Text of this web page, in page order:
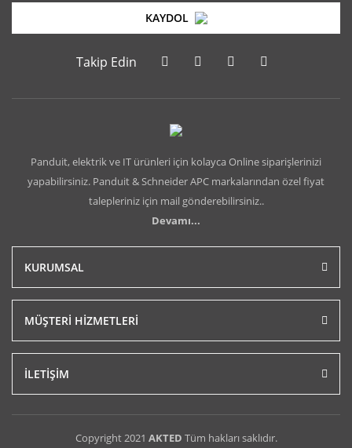
KAYDOL
Takip Edin
Panduit, elektrik ve IT ürünleri için kolayca Online siparişlerinizi
yapabilirsiniz. Panduit & Schneider APC markalarından özel fiyat
talepleriniz için mail gönderebilirsiniz..
Devamı...
KURUMSAL
MÜŞTERİ HİZMETLERİ
İLETİŞİM
Copyright 2021 AKTED Tüm hakları saklıdır.